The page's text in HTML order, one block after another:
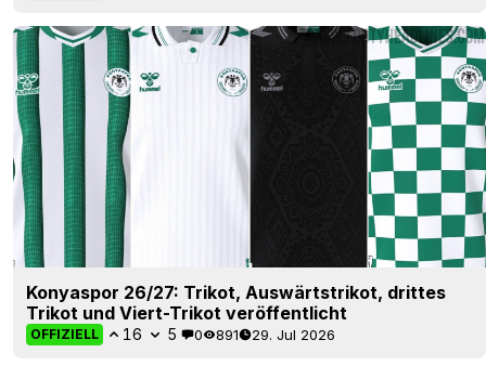
Konyaspor 26/27: Trikot, Auswärtstrikot, drittes
Trikot und Viert-Trikot veröffentlicht
OFFIZIELL 16 5 0 891 29. Jul 2026